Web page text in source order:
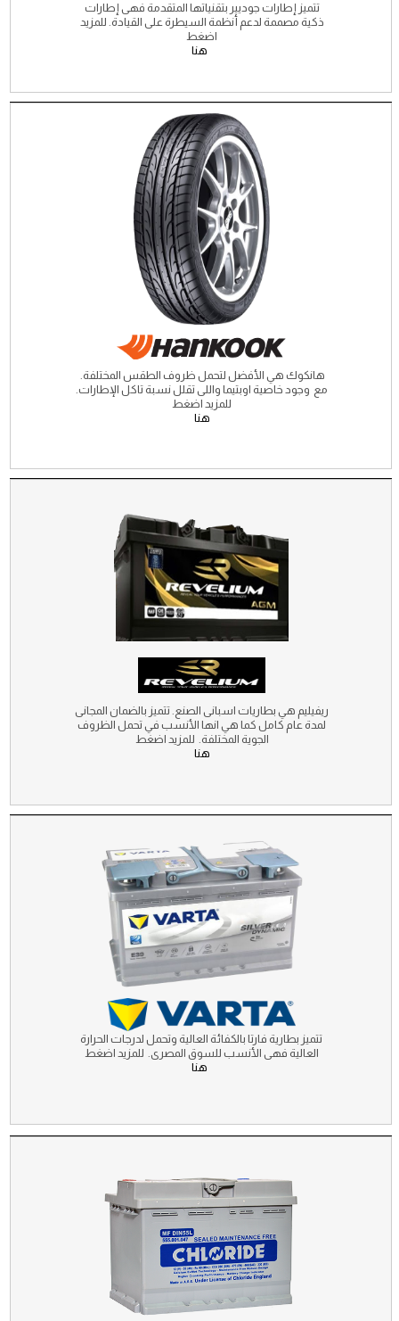
تتميز إطارات جوديير بتقنياتها المتقدمة فهى إطارات
ذكية مصممة لدعم أنظمة السيطرة على القيادة. للمزيد
اضغط
هنا
هانكوك هي الأفضل لتحمل ظروف الطقس المختلفة.
مع وجود خاصية اوبتيما واللى تقلل نسبة تاكل الإطارات.
للمزيد اضغط
هنا
ريفيليم هي بطاريات اسبانى الصنع. تتميز بالضمان المجانى
لمدة عام كامل كما هي انها الأنسب في تحمل الظروف
الجوية المختلفة. للمزيد اضغط
هنا
تتميز بطارية فارتا بالكفائة العالية وتحمل لدرجات الحرارة
العالية فهى الأنسب للسوق المصرى. للمزيد اضغط
هنا